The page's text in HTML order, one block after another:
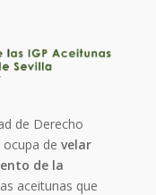
de Derecho
ocupa develar
de la
aceitunas que